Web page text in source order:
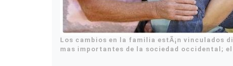
Los cambios en la familia estÃ¡n vinculados
mas importantes de la sociedad occidental;